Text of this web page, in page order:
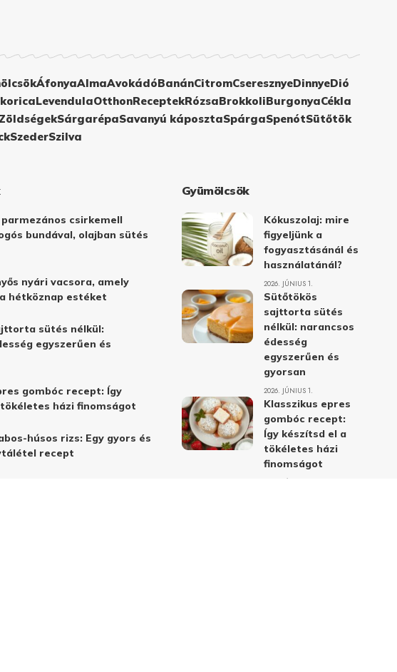
ÁfonyaAlmaAvokádóBanánCitromCseresznyeDinnyeDió
LevendulaOtthonReceptekRózsaBrokkoliBurgonyaCékla
SárgarépaSavanyú káposztaSpárgaSpenótSütőtök
SzederSzilva
csirkemell
bundával, olajban sütés
nyári vacsora, amely
hétköznap estéket
sütés nélkül:
egyszerűen és
gombóc recept: Így
házi finomságot
húsos rizs: Egy gyors és
recept
Gyümölcsök
Kókuszolaj: mire
figyeljünk a
fogyasztásánál és
használatánál?
2026. JÚNIUS 1.
Sütőtökös
sajttorta sütés
nélkül: narancsos
édesség
egyszerűen és
gyorsan
2026. JÚNIUS 1.
Klasszikus epres
gombóc recept:
Így készítsd el a
tökéletes házi
finomságot
2026. JÚNIUS 1.